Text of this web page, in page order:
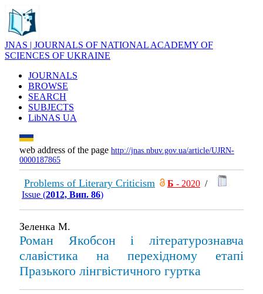
JNAS | JOURNALS OF NATIONAL ACADEMY OF
SCIENCES OF UKRAINE
JOURNALS
BROWSE
SEARCH
SUBJECTS
LibNAS UA
web address of the page http://jnas.nbuv.gov.ua/article/UJRN-
0000187865
Problems of Literary Criticism Б - 2020 /
Issue (2012, Вип. 86)
Зеленка М.
Роман Якобсон і літературознавча
славістика на перехідному етапі
Празького лінгвістичного гуртка